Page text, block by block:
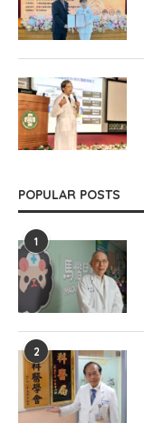
POPULAR POSTS
1
2